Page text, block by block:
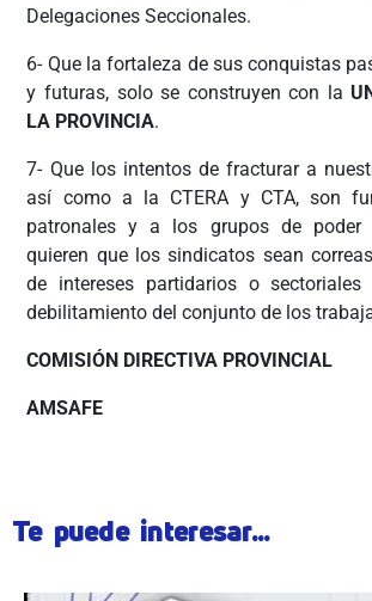
Delegaciones Seccionales.
6- Que la fortaleza de sus conquistas
y futuras, solo se construyen con la
LA PROVINCIA.
7- Que los intentos de fracturar a
así como a la CTERA y CTA, son
patronales y a los grupos de poder
quieren que los sindicatos sean
de intereses partidarios o
debilitamiento del conjunto de los
COMISIÓN DIRECTIVA PROVINCIAL
AMSAFE
Te puede interesar...